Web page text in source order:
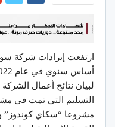
لبيان نتائج أعمال
التسليم التي تمت في